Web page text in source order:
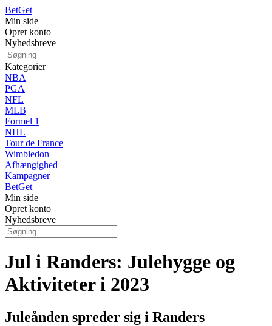
BetGet
Min side
Opret konto
Nyhedsbreve
Kategorier
NBA
PGA
NFL
MLB
Formel 1
NHL
Tour de France
Wimbledon
Afhængighed
Kampagner
BetGet
Min side
Opret konto
Nyhedsbreve
Jul i Randers: Julehygge og
Aktiviteter i 2023
Juleånden spreder sig i Randers